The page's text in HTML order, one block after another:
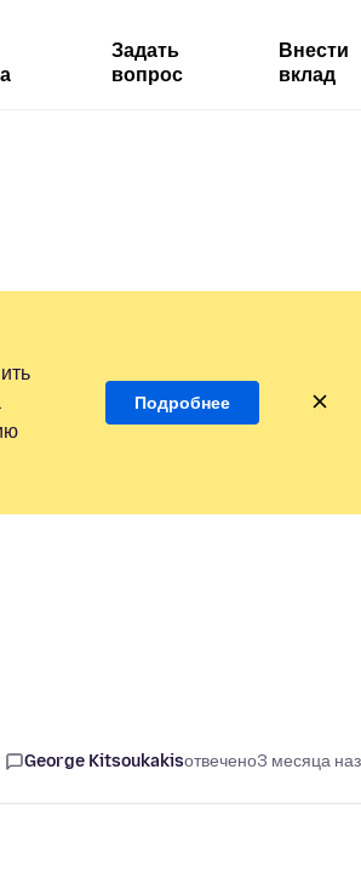
Задать
вопрос
Внести
вклад
Подробнее
George Kitsoukakisотвечено3 месяца